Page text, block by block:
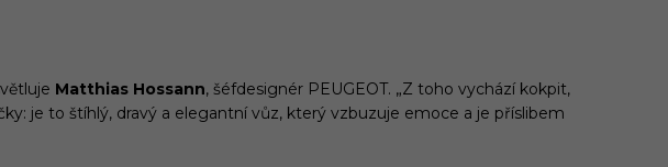
Matthias Hossann, šéfdesignér PEUGEOT. „Z toho vychází kokpit,
je to štíhlý, dravý a elegantní vůz, který vzbuzuje emoce a je příslibem